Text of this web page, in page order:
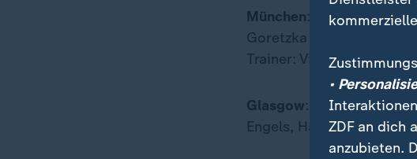
München: Neuer -
Goretzka - Olise,
Trainer: Vincent
Glasgow: Schmeichel -
Engels, Hatate - Kühn
•
ZDF an dich
anzubieten.